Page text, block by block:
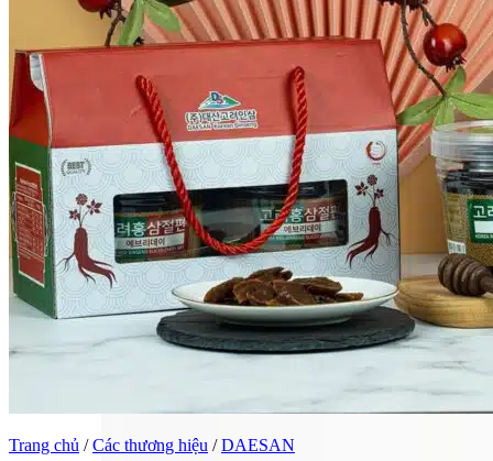
Trang chủ / Các thương hiệu / DAESAN